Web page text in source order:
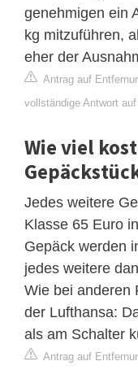
genehmigen ein
kg mitzuführen,
eher der
Antrag auf
vollständige Antwort
Wie viel
Jedes weitere
Klasse 65 Euro
Gepäck werden
jedes weitere
Wie bei anderen
der Lufthansa:
als am Schalter
Antrag auf